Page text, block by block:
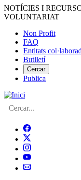
Vés
al
NOTÍCIES I
VOLUNTARIAT
Menú
del
compte
d'usuari
Non Profit
FAQ
Entitats
Butlletí
Cercar
Publica
Cerca